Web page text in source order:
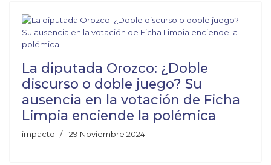
La diputada Orozco: ¿Doble
discurso o doble juego? Su
ausencia en la votación de Ficha
Limpia enciende la polémica
impacto 29 Noviembre 2024